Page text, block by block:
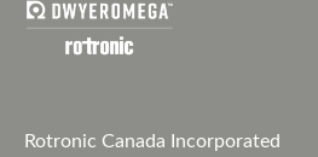
Rotronic Canada Incorporated